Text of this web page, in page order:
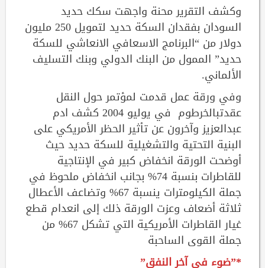
وكشف التقرير محنة واجهت سكك حديد
السودان بفقدان السكة حديد لتمويل 250 مليون
دولار من “البرنامج الاسعافي الانعاشي للسكة
حديد” الممول من البنك الدولي وبنك التسليف
الألماني.
وفي ورقة عمل قدمت لمؤتمر حول النقل
عقدتبالخرطوم في يوليو 2004 كشف ادم
عبدالعزيز وآخرون عن تأثير الحظر الأمريكي على
البنية التحتية والتشغيلية للسكة حديد حيث
أوضحت الورقة انخفاض كبير في الإنتاجية
للقاطرات بنسبة 74% بجانب انخفاض ملحوظ في
جملة الكيلومترات ينسبة 67% وتضاعف الأعطال
ثلاثة أضعاف وعزت الورقة ذلك إلى انعدام قطع
غيار القاطرات الأمريكية التي تشكل 67% من
جملة القوى الساحبة
*”ضوء في آخر النفق”